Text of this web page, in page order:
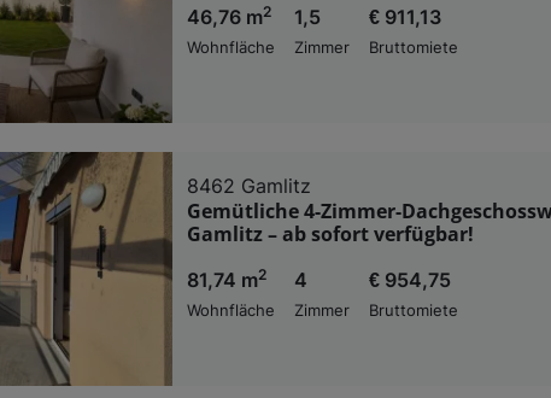
46,76 m2
Wohnfläche
1,5
Zimmer
€ 911,13
Bruttomiete
8462 Gamlitz
Gemütliche 4-Zimmer-
Gamlitz – ab sofort verfügbar!
81,74 m2
Wohnfläche
4
Zimmer
€ 954,75
Bruttomiete